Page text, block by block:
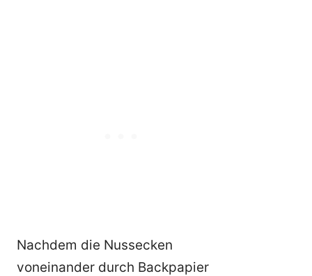
Nachdem die Nussecken
voneinander durch Backpapier